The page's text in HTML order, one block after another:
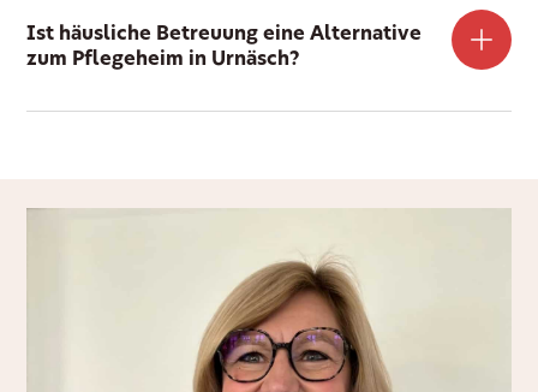
Ist häusliche Betreuung eine Alternative
zum Pflegeheim in Urnäsch?